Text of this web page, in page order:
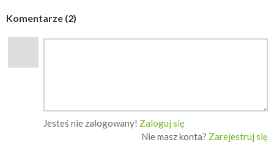
Komentarze (2)
Jesteś nie zalogowany! Zaloguj się
Nie masz konta? Zarejestruj się